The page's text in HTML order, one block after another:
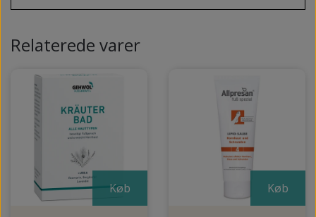
Relaterede varer
Køb Køb